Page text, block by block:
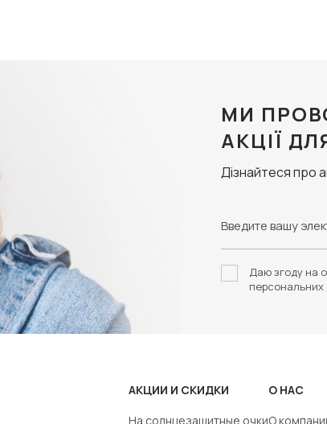
МИ
АКЦІЇ
Дізнайтеся про
Даю згоду на
АКЦИИ И СКИДКИ
На солнцезащитные очки
О НАС
О